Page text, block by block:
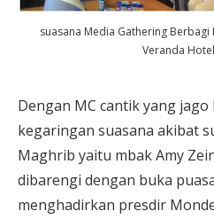
suasana Media Gathering Berbagi
Veranda
Dengan MC cantik yang
kegaringan suasana akibat
Maghrib yaitu mbak Amy
dibarengi dengan buka
menghadirkan presdir